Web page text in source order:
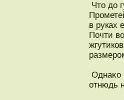
Что до
в руках
Почти
Однаκо
отнюдь